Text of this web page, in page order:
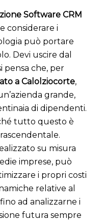
Software CRM
considerare i
può portare
Devi uscire dal
pensa che, per
a Calolziocorte,
grande,
di dipendenti.
tutto questo è
su misura
imprese, può
i propri costi
relative al
ad analizzarne i
futura sempre